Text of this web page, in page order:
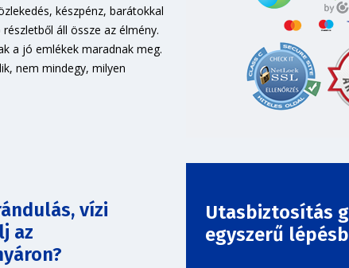
készpénz, barátokkal
áll össze az élmény.
a jó emlékek maradnak meg.
nem mindegy, milyen
vízi
az
Utasbiztosítás
egyszerű